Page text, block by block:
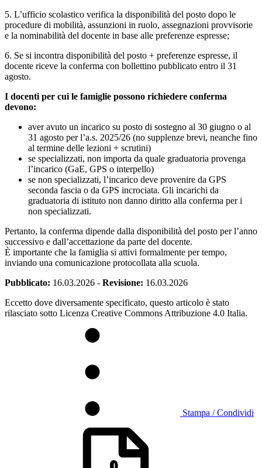
5. L’ufficio scolastico verifica la disponibilità del posto dopo le
procedure di mobilità, assunzioni in ruolo, assegnazioni provvisorie
e la nominabilità del docente in base alle preferenze espresse;
6. Se si incontra disponibilità del posto + preferenze espresse, il
docente riceve la conferma con bollettino pubblicato entro il 31
agosto.
I docenti per cui le famiglie possono richiedere conferma
devono:
aver avuto un incarico su posto di sostegno al 30 giugno o al
31 agosto per l’a.s. 2025/26 (no supplenze brevi, neanche fino
al termine delle lezioni + scrutini)
se specializzati, non importa da quale graduatoria provenga
l’incarico (GaE, GPS o interpello)
se non specializzati, l’incarico deve provenire da GPS
seconda fascia o da GPS incrociata. Gli incarichi da
graduatoria di istituto non danno diritto alla conferma per i
non specializzati.
Pertanto, la conferma dipende dalla disponibilità del posto per l’anno
successivo e dall’accettazione da parte del docente.
È importante che la famiglia si attivi formalmente per tempo,
inviando una comunicazione protocollata alla scuola.
Pubblicato: 16.03.2026 - Revisione: 16.03.2026
Eccetto dove diversamente specificato, questo articolo è stato
rilasciato sotto Licenza Creative Commons Attribuzione 4.0 Italia.
Stampa / Condividi